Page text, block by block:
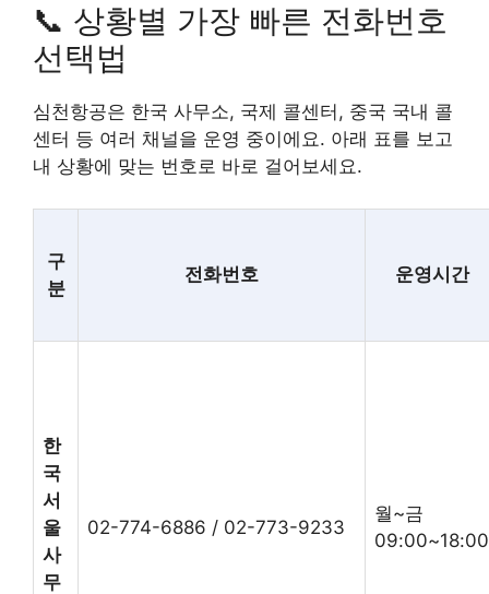
📞 상황별 가장 빠른 전화번호
선택법
심천항공은 한국 사무소, 국제 콜센터, 중국 국내 콜
센터 등 여러 채널을 운영 중이에요. 아래 표를 보고
내 상황에 맞는 번호로 바로 걸어보세요.
구
분
전화번호 운영시간
한
국
서
울
사
무
02-774-6886 / 02-773-9233
월~금
09:00~18:00